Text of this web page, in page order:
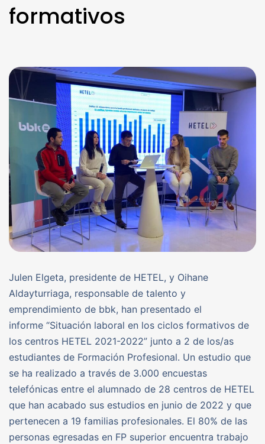
formativos
Julen Elgeta, presidente de HETEL, y Oihane
Aldayturriaga, responsable de talento y
emprendimiento de bbk, han presentado el
informe “Situación laboral en los ciclos formativos de
los centros HETEL 2021-2022” junto a 2 de los/as
estudiantes de Formación Profesional. Un estudio que
se ha realizado a través de 3.000 encuestas
telefónicas entre el alumnado de 28 centros de HETEL
que han acabado sus estudios en junio de 2022 y que
pertenecen a 19 familias profesionales. El 80% de las
personas egresadas en FP superior encuentra trabajo